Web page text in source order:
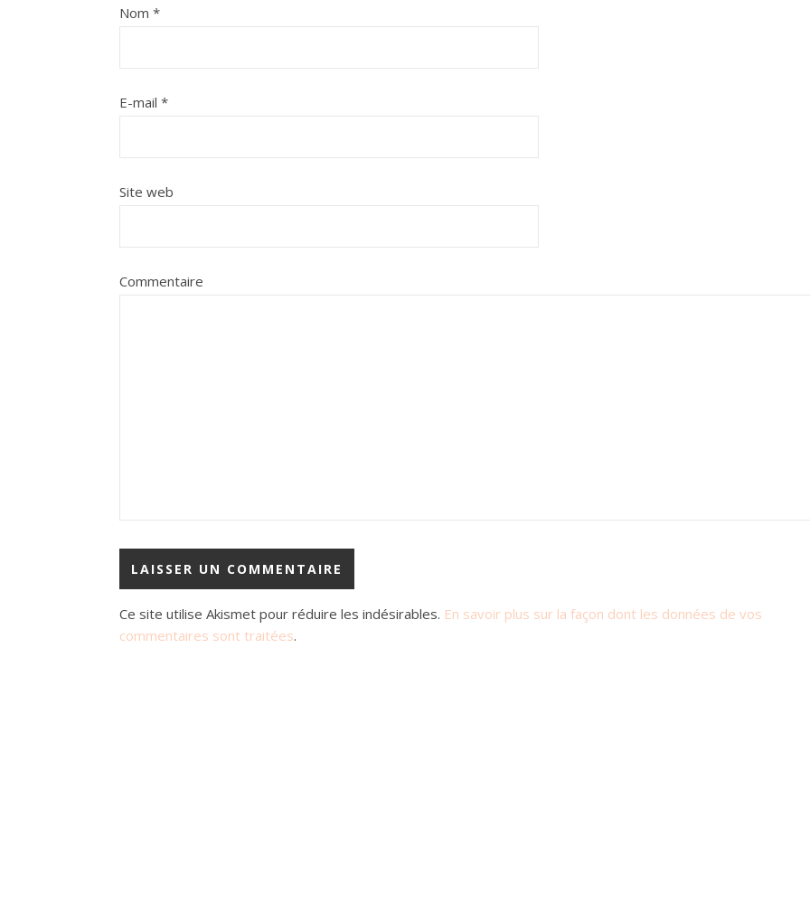
Nom *
E-mail *
Site web
Commentaire
Ce site utilise Akismet pour réduire les indésirables. En savoir plus sur la façon dont les données de vos
commentaires sont traitées.